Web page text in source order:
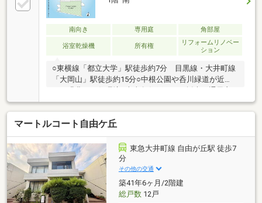
南向き 専用庭 角部屋
浴室乾燥機 所有権
リフォームリノベー
ション
○東横線「都立大学」駅徒歩約7分 目黒線・大井町線
「大岡山」駅徒歩約15分○中根公園や呑川緑道が近
好○広々専用庭付き○内装リノベーションで設備一新・
システムキッチン交換（食洗機、浄水器付き）・ユニ
ットバス交換・洗面化粧台、トイレ交換・フローリン
グ、クロス張替え・ハウスクリーニング 等○ペット2
匹飼育可○オートロック・宅配ボックス完備○ご内覧予
約受付中です。 お気軽にお問い合わせください！
マートルコート自由ケ丘
東急大井町線 自由が丘駅 徒歩7
分
その他の交通
築41年6ヶ月/2階建
総戸数12戸